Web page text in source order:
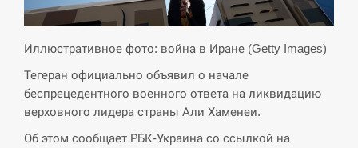
15:10
критикувати Марокко через міграційну
кризу –…
СЕРПЕНЬ
15:00
РФ провела новий раунд таємних
зустрічей з Європою щодо війни…
Иллюстративное фото: война в Иране (Getty Images)
Тегеран официально объявил о начале
беспрецедентного военного ответа на ликвидацию
верховного лидера страны Али Хаменеи.
Об этом сообщает РБК-Украина со ссылкой на